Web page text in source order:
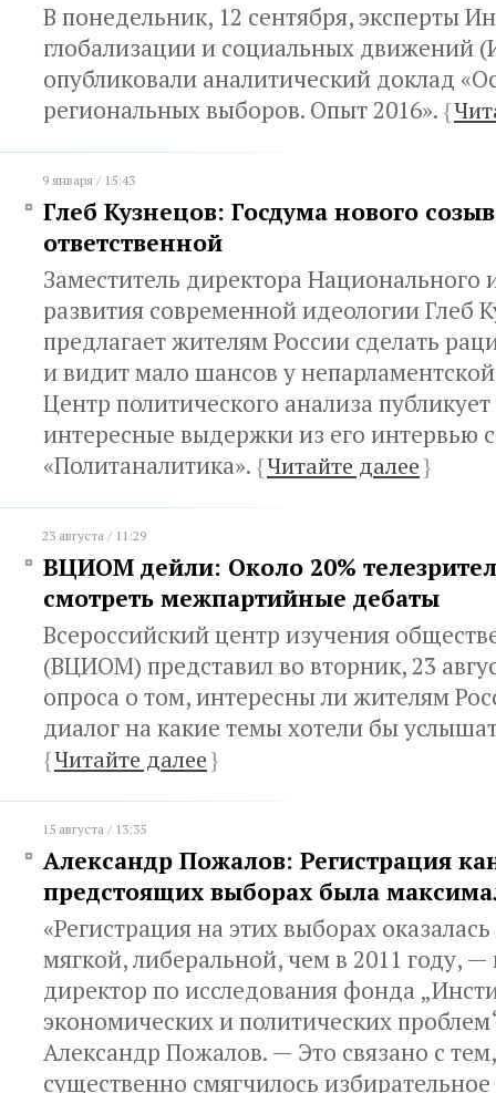
В понедельник, 12 сентября, эксперты
глобализации и социальных движений
опубликовали аналитический доклад
региональных выборов. Опыт 2016». {
9 января / 15:43
Глеб Кузнецов: Госдума нового
ответственной
Заместитель директора Национального
развития современной идеологии Глеб
предлагает жителям России сделать
и видит мало шансов у
Центр политического анализа
интересные выдержки из его интервью
«Политаналитика». {Читайте далее}
23 августа / 11:29
ВЦИОМ дейли: Около 20%
смотреть межпартийные дебаты
Всероссийский центр изучения
(ВЦИОМ) представил во вторник, 23
опроса о том, интересны ли жителям
диалог на какие темы хотели бы
{Читайте далее}
15 августа / 13:35
Александр Пожалов: Регистрация
предстоящих выборах была
«Регистрация на этих выборах
мягкой, либеральной, чем в 2011 году,
директор по исследования фонда
экономических и политических
Александр Пожалов. — Это связано с
существенно смягчилось избирательное